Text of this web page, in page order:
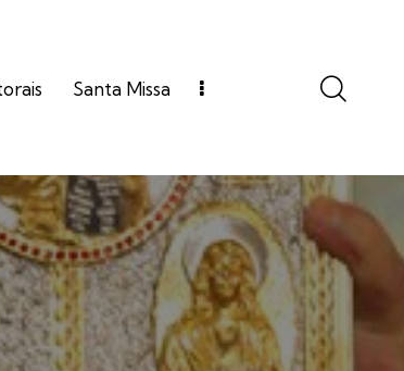
Santa Missa